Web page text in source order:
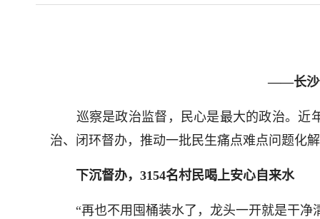
——长沙
巡察是政治监督，民心是最大的政治。近
治、闭环督办，推动一批民生痛点难点问题化
下沉督办，3154名村民喝上安心自来水
“再也不用囤桶装水了，龙头一开就是干净